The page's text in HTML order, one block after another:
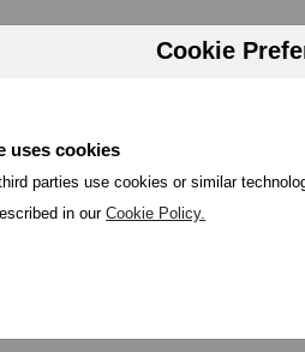
PRECIOS
llegar a
Cookie
uses cookies
parties use cookies or similar
in ourCookie Policy.